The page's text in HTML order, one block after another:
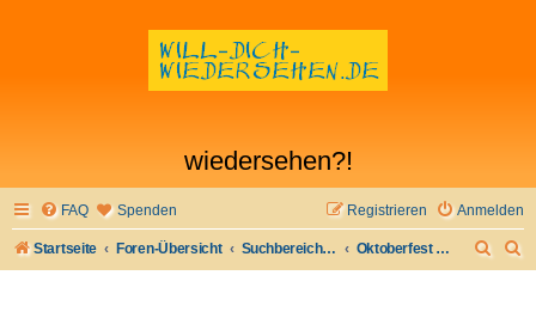
wiedersehen?!
FAQ Spenden Anmelden
Registrieren
Startseite Foren-Übersicht Suchbereich Ia - besondere Gelegenheiten Oktoberfest München Flirt 2017